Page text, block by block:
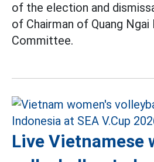
of the election and
of Chairman of Quang
Committee.
Live Vietnamese